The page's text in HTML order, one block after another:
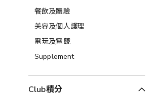
餐飲及體驗
美容及個人護理​
電玩及電競
Supplement
Club積分